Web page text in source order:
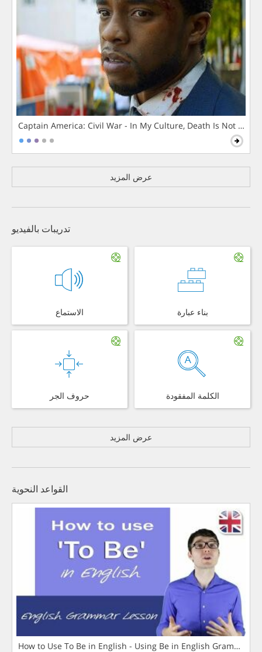
Captain America: Civil War - In My Culture, Death Is Not The
عرض المزيد
تدريبات بالفيديو
الاستماع بناء عبارة
حروف الجر الكلمة المفقودة
عرض المزيد
القواعد النحوية
How to Use To Be in English - Using Be in English Grammar